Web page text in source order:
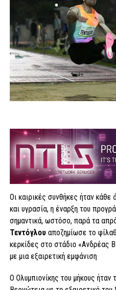
Οι καιρικές συνθήκες ήταν
και υγρασία, η έναρξη του
σημαντικά, ωστόσο, παρά τα
Τεντόγλου αποζημίωσε το
κερκίδες στο στάδιο «Ανδρέας
με μια εξαιρετική εμφάνιση
Ο Ολυμπιονίκης του μήκους